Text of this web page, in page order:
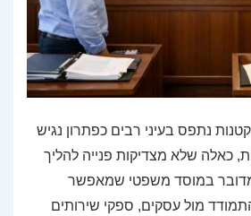
נתפס בעיני רבים כפתרון נגיש
כאלה שלא מצדיקות פנייה להליך
במוסד משפטי שמאפשר
מול עסקים, ספקי שירותים